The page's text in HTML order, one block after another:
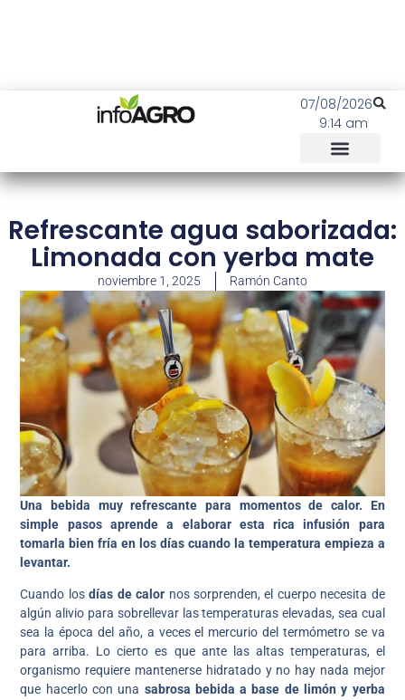
07/08/2026
9:14 am
Refrescante agua saborizada:
Limonada con yerba mate
noviembre 1, 2025 Ramón Canto
Una bebida muy refrescante para momentos de calor. En
simple pasos aprende a elaborar esta rica infusión para
tomarla bien fría en los días cuando la temperatura empieza a
levantar.
Cuando losdías de calor nos sorprenden, el cuerpo necesita de
algún alivio para sobrellevar las temperaturas elevadas, sea cual
sea la época del año, a veces el mercurio del termómetro se va
para arriba. Lo cierto es que ante las altas temperaturas, el
organismo requiere mantenerse hidratado y no hay nada mejor
que hacerlo con una sabrosa bebida a base de limón y yerba